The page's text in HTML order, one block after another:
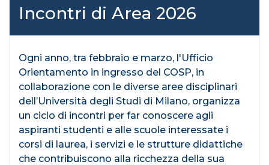
Incontri di Area 2026
Ogni anno, tra febbraio e marzo, l'Ufficio
Orientamento in ingresso del COSP, in
collaborazione con le diverse aree disciplinari
dell’Università degli Studi di Milano, organizza
un ciclo di incontri per far conoscere agli
aspiranti studenti e alle scuole interessate i
corsi di laurea, i servizi e le strutture didattiche
che contribuiscono alla ricchezza della sua